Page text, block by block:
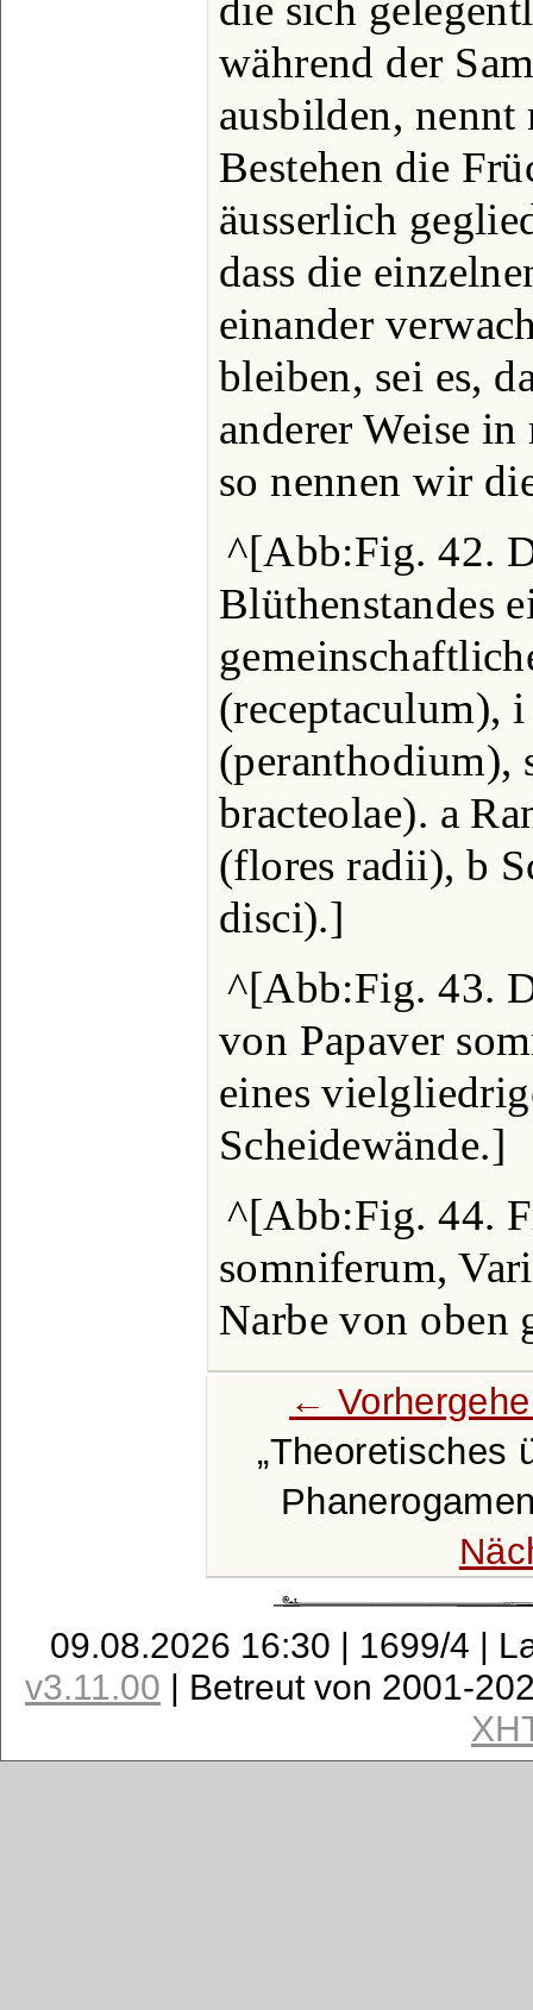
die sich
während der
ausbilden,
Bestehen die
äusserlich
dass die
einander
bleiben, sei es,
anderer Weise
so nennen wir
^[Abb:Fig. 42.
Blüthenstandes
(receptaculum),
(peranthodium),
bracteolae). a
(flores radii), b
disci).]
^[Abb:Fig. 43.
von Papaver
eines
Scheidewände.]
^[Abb:Fig. 44.
somniferum,
Narbe von oben
←
Theoretisches
09.08.2026 16:30 | 1699/4 |
v3.11.00 | Betreut von 2001-